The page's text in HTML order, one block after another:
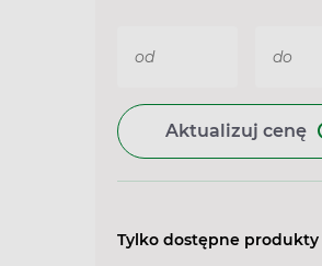
Aktualizuj cenę
Tylko dostępne produkty